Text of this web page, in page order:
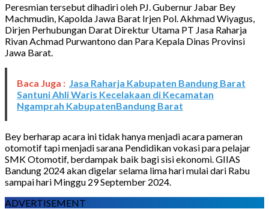
Peresmian tersebut dihadiri oleh PJ. Gubernur Jabar Bey
Machmudin, Kapolda Jawa Barat Irjen Pol. Akhmad Wiyagus,
Dirjen Perhubungan Darat Direktur Utama PT Jasa Raharja
Rivan Achmad Purwantono dan Para Kepala Dinas Provinsi
Jawa Barat.
Baca Juga : Jasa Raharja Kabupaten Bandung Barat
Santuni Ahli Waris Kecelakaan di Kecamatan
Ngamprah KabupatenBandung Barat
Bey berharap acara ini tidak hanya menjadi acara pameran
otomotif tapi menjadi sarana Pendidikan vokasi para pelajar
SMK Otomotif, berdampak baik bagi sisi ekonomi. GIIAS
Bandung 2024 akan digelar selama lima hari mulai dari Rabu
sampai hari Minggu 29 September 2024.
ADVERTISEMENT